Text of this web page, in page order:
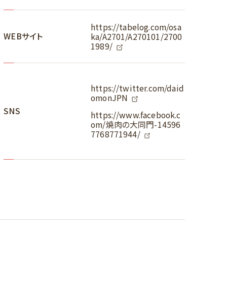
WEBサイト
https://tabelog.com/osa
ka/A2701/A270101/2700
1989/
SNS
https://twitter.com/daid
omonJPN
https://www.facebook.c
om/焼肉の大同門-14596
7768771944/